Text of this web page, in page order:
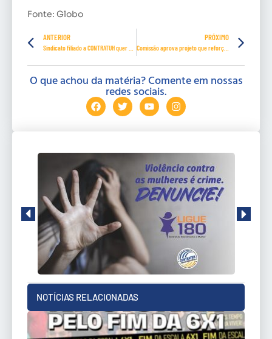
Fonte: Globo
ANTERIOR PRÓXIMO
Comissão aprova projeto que reforça proibição da tese de legítima defesa da honra em crimes de feminicídio
O que achou da matéria? Comente em nossas
redes sociais.
NOTÍCIAS RELACIONADAS